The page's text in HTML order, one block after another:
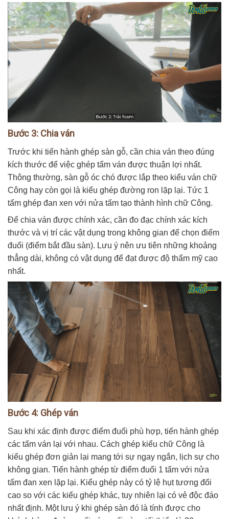
Bước 3: Chia ván
Trước khi tiến hành ghép sàn gỗ, cần chia ván theo đúng
kích thước để việc ghép tấm ván được thuận lợi nhất.
Thông thường, sàn gỗ óc chó được lắp theo kiểu ván chữ
Công hay còn gọi là kiểu ghép đường ron lặp lại. Tức 1
tấm ghép đan xen với nửa tấm tạo thành hình chữ Công.
Để chia ván được chính xác, cần đo đạc chính xác kích
thước và vị trí các vật dụng trong không gian để chọn điểm
đuổi (điểm bắt đầu sàn). Lưu ý nên ưu tiên những khoảng
thẳng dài, không có vật dụng để đạt được độ thẩm mỹ cao
nhất.
Bước 4: Ghép ván
Sau khi xác định được điểm đuổi phù hợp, tiến hành ghép
các tấm ván lại với nhau. Cách ghép kiểu chữ Công là
kiểu ghép đơn giản lại mang tới sự ngay ngắn, lịch sự cho
không gian. Tiến hành ghép từ điểm đuổi 1 tấm với nửa
tấm đan xen lặp lại. Kiểu ghép này có tỷ lệ hụt tương đối
cao so với các kiểu ghép khác, tuy nhiên lại có vẻ độc đáo
nhất định. Một lưu ý khi ghép sàn đó là tính được cho